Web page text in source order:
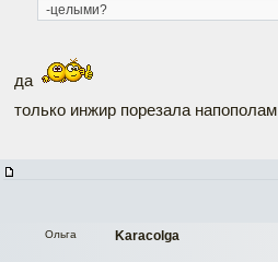
-целыми?
да
только инжир порезала напополам
Karacolga
Ольга